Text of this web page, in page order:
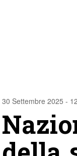
30 Settembre 2025 -